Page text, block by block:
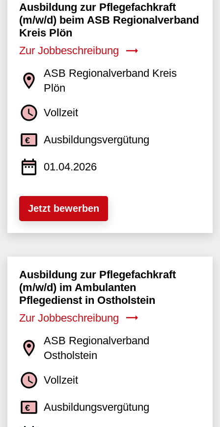
Ausbildung zur Pflegefachkraft
(m/w/d) beim ASB Regionalverband
Kreis Plön
Zur Jobbeschreibung
ASB Regionalverband Kreis
Plön
Vollzeit
Ausbildungsvergütung
01.04.2026
Jetzt bewerben
Ausbildung zur Pflegefachkraft
(m/w/d) im Ambulanten
Pflegedienst in Ostholstein
Zur Jobbeschreibung
ASB Regionalverband
Ostholstein
Vollzeit
Ausbildungsvergütung